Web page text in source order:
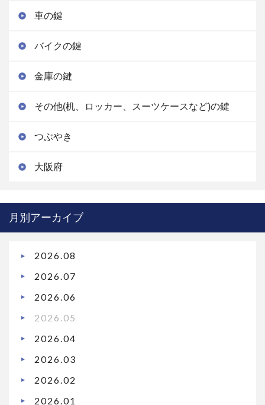
車の鍵
バイクの鍵
金庫の鍵
その他(机、ロッカー、スーツケースなど)の鍵
つぶやき
大阪府
月別アーカイブ
2026.08
2026.07
2026.06
2026.05
2026.04
2026.03
2026.02
2026.01